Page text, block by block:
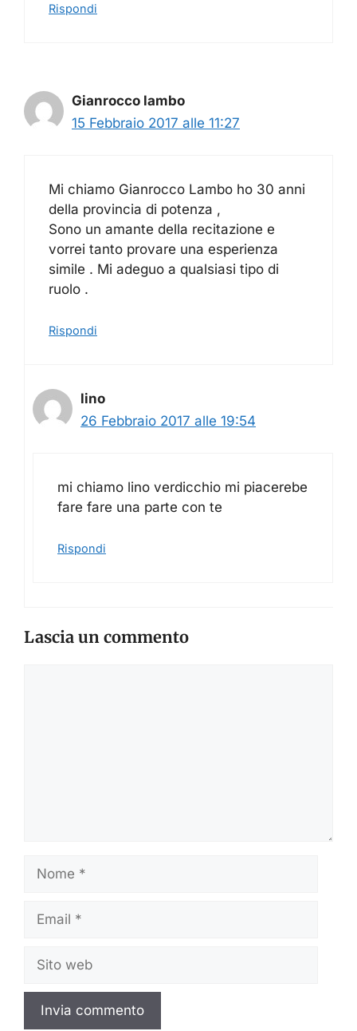
Rispondi
Gianrocco lambo
15 Febbraio 2017 alle 11:27
Mi chiamo Gianrocco Lambo ho 30 anni
della provincia di potenza ,
Sono un amante della recitazione e
vorrei tanto provare una esperienza
simile . Mi adeguo a qualsiasi tipo di
ruolo .
Rispondi
lino
26 Febbraio 2017 alle 19:54
mi chiamo lino verdicchio mi piacerebe
fare fare una parte con te
Rispondi
Lascia un commento
Nome
Email
Sito
web